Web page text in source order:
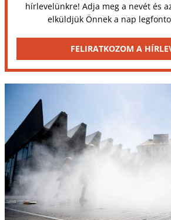
hírlevelünkre! Adja meg a nevét és
elküldjük Önnek a nap
FELIRATKOZOM A